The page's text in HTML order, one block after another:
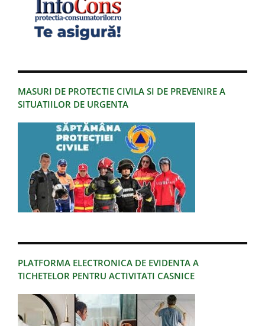
MASURI DE PROTECTIE CIVILA SI DE PREVENIRE A
SITUATIILOR DE URGENTA
PLATFORMA ELECTRONICA DE EVIDENTA A
TICHETELOR PENTRU ACTIVITATI CASNICE